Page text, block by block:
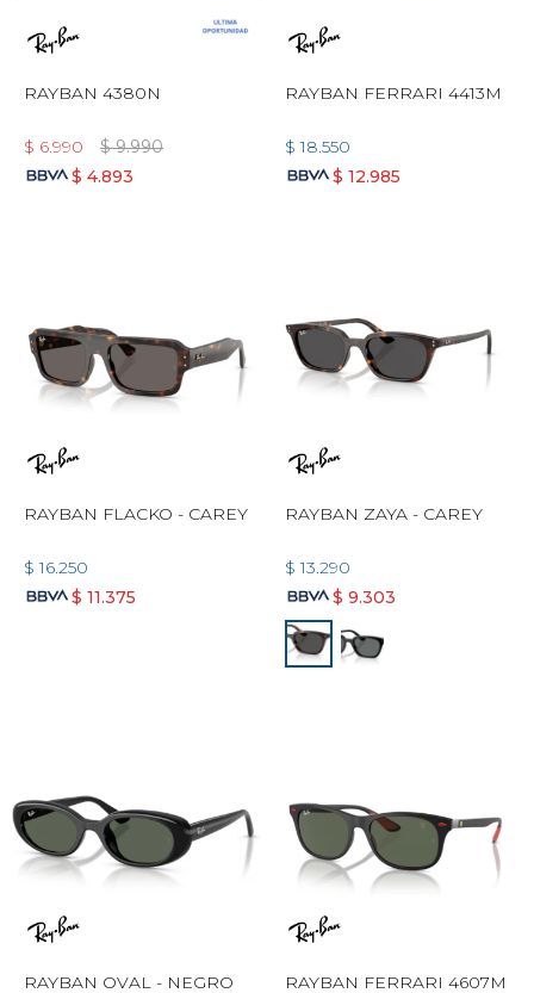
RAYBAN 4380N
$ 6.990 $ 9.990
$ 4.893
RAYBAN FERRARI 4413M
$ 18.550
$ 12.985
RAYBAN FLACKO - CAREY
$ 16.250
$ 11.375
RAYBAN ZAYA - CAREY
$ 13.290
$ 9.303
RAYBAN OVAL - NEGRO RAYBAN FERRARI 4607M